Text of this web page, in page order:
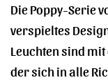
Die Poppy-Serie
verspieltes
Leuchten sind
der sich in alle